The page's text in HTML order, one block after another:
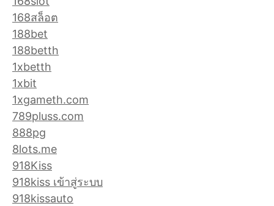
168สล็อต
188bet
188betth
1xbetth
1xbit
1xgameth.com
789pluss.com
888pg
8lots.me
918Kiss
918kiss เข้าสู่ระบบ
918kissauto